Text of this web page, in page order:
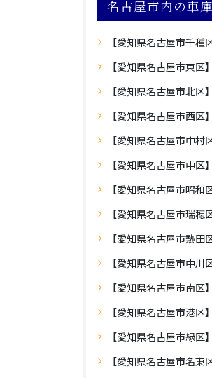
名古屋市内の車
【愛知県名古屋市千種区】千
【愛知県名古屋市東区】東
【愛知県名古屋市北区】北
【愛知県名古屋市西区】西
【愛知県名古屋市中村区】中
【愛知県名古屋市中区】中
【愛知県名古屋市昭和区】昭
【愛知県名古屋市瑞穂区】瑞
【愛知県名古屋市熱田区】熱
【愛知県名古屋市中川区】中
【愛知県名古屋市南区】南
【愛知県名古屋市港区】港
【愛知県名古屋市緑区】緑
【愛知県名古屋市名東区】名